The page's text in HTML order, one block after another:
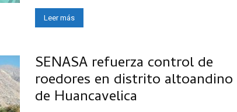
Leer más
SENASA refuerza control de
roedores en distrito altoandino
de Huancavelica